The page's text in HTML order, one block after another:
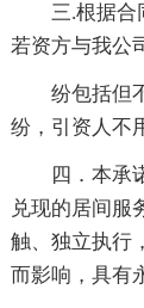
三.根据合
若资方与我公
纷包括但
纷，引资人不
四．本承
兑现的居间服
触、独立执行
而影响，具有